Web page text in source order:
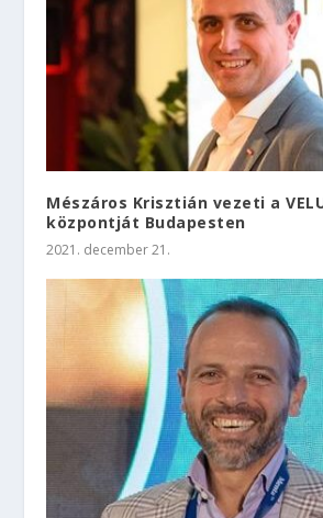
Mészáros Krisztián vezeti a
központját Budapesten
2021. december 21.